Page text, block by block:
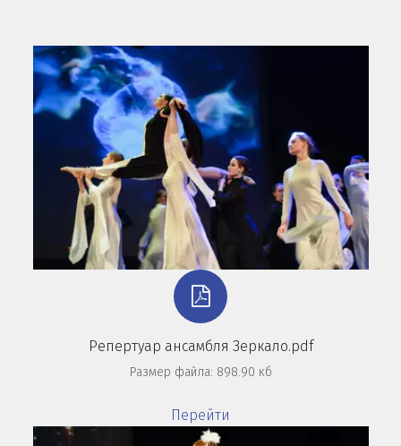
Репертуар ансамбля Зеркало.pdf
Размер файла: 898.90 кб
Перейти